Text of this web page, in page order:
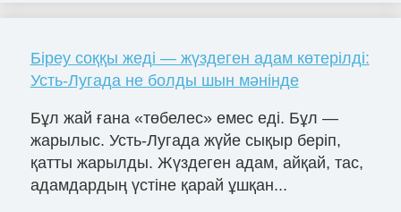
Біреу соққы жеді — жүздеген адам көтерілді:
Усть-Лугада не болды шын мәнінде
Бұл жай ғана «төбелес» емес еді. Бұл —
жарылыс. Усть-Лугада жүйе сықыр беріп,
қатты жарылды. Жүздеген адам, айқай, тас,
адамдардың үстіне қарай ұшқан...